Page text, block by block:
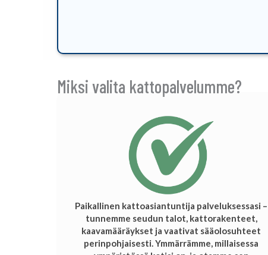
Miksi valita kattopalvelumme?
Paikallinen kattoasiantuntija palveluksessasi –
tunnemme seudun talot, kattorakenteet,
kaavamääräykset ja vaativat sääolosuhteet
perinpohjaisesti. Ymmärrämme, millaisessa